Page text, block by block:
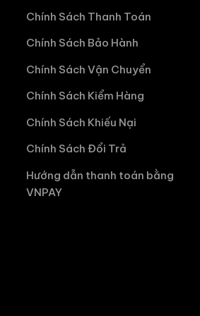
Chính Sách Thanh Toán
Chính Sách Bảo Hành
Chính Sách Vận Chuyển
Chính Sách Kiểm Hàng
Chính Sách Khiếu Nại
Chính Sách Đổi Trả
Hướng dẫn thanh toán bằng
VNPAY